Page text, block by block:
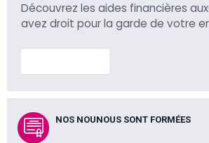
Découvrez les aides financières
avez droit pour la garde de votre
NOS NOUNOUS SONT FORMÉES